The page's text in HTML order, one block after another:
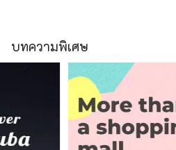
บทความพิเศษ